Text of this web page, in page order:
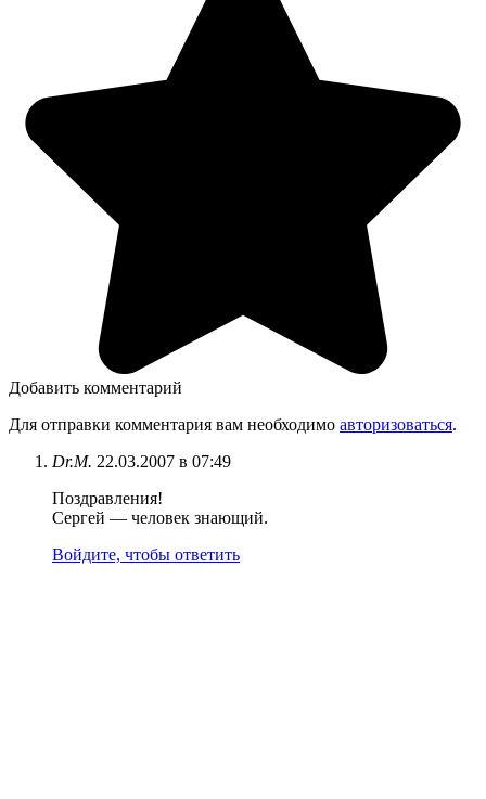
Добавить комментарий
Для отправки комментария вам необходимо авторизоваться.
Dr.M. 22.03.2007 в 07:49
Поздравления!
Сергей — человек знающий.
Войдите, чтобы ответить